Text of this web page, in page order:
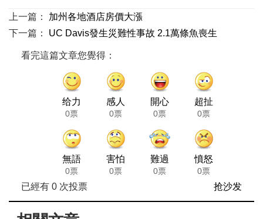
上一篇：
加州各地酒店房價大漲
下一篇：
UC Davis發生災難性事故 2.1萬條魚喪生
看完這篇文章您覺得：
给力
0票
感人
0票
開心
0票
超扯
0票
無語
0票
害怕
0票
難過
0票
憤怒
0票
已經有 0次投票 抢沙发